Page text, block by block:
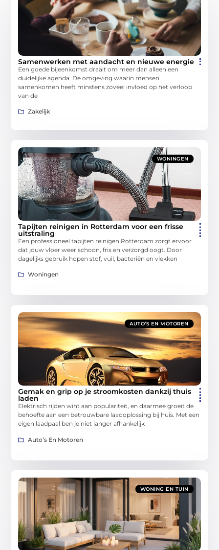
Samenwerken met aandacht en nieuwe energie
Een goede bijeenkomst draait om meer dan alleen een
duidelijke agenda. De omgeving waarin mensen
samenkomen heeft minstens zoveel invloed op het verloop
van de
Zakelijk
WONINGEN
Tapijten reinigen in Rotterdam voor een frisse
uitstraling
Een professioneel tapijten reinigen Rotterdam zorgt ervoor
dat jouw vloer weer schoon, fris en verzorgd oogt. Door
dagelijks gebruik hopen stof, vuil, bacteriën en vlekken
Woningen
AUTO’S EN MOTOREN
Gemak en grip op je stroomkosten dankzij thuis
laden
Elektrisch rijden wint aan populariteit, en daarmee groeit de
behoefte aan een betrouwbare laadoplossing bij huis. Met een
eigen laadpaal ben je niet langer afhankelijk
Auto’s En Motoren
WONING EN TUIN